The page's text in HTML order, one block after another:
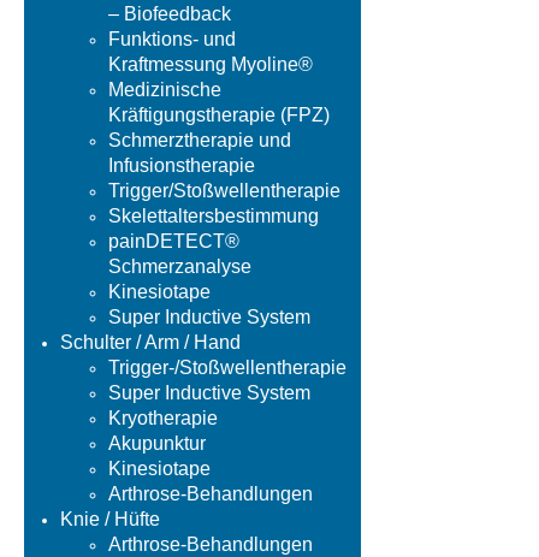
– Biofeedback
Funktions- und
Kraftmessung Myoline®
Medizinische
Kräftigungstherapie (FPZ)
Schmerztherapie und
Infusionstherapie
Trigger/Stoßwellentherapie
Skelettaltersbestimmung
painDETECT®
Schmerzanalyse
Kinesiotape
Super Inductive System
Schulter / Arm / Hand
Trigger-/Stoßwellentherapie
Super Inductive System
Kryotherapie
Akupunktur
Kinesiotape
Arthrose-Behandlungen
Knie / Hüfte
Arthrose-Behandlungen